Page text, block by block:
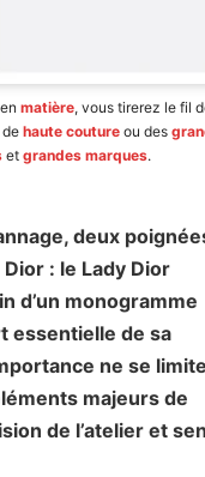
matière, vous tirerez le fil
de haute couture ou des
et grandes marques.
deux
: le Lady Dior
d’un monogramme
essentielle de sa
ne se limite
majeurs de
de l’atelier et